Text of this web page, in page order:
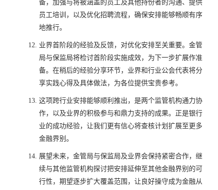
备，加强与将被涵盖的员工及其他持份者的沟通、提供
员工培训，以及优化招聘流程，确保安排能够畅顺有序
地推行。
业界首阶段的经验及反馈，对优化安排至关重要。金管
局与保监局将检讨首阶段实施成效，为下一步扩展作准
备。在稍后的经验分享环节，业界和行业公会代表将分
享实践心得及具体做法，为各位提供宝贵参考。
这项跨行业安排能够顺利推出，是两个监管机构通力协
作，以及业界的积极参与和鼎力支持的成果。正是银行
业的成功经验，让我们更有信心将查核计划扩展至更多
金融界别。
展望未来，金管局与保监局及业界会保持紧密合作，继
续与其他监管机构探讨把安排延伸至其他金融界别的可
行性，期望逐步扩大覆盖范围，让良好操守成为金融从